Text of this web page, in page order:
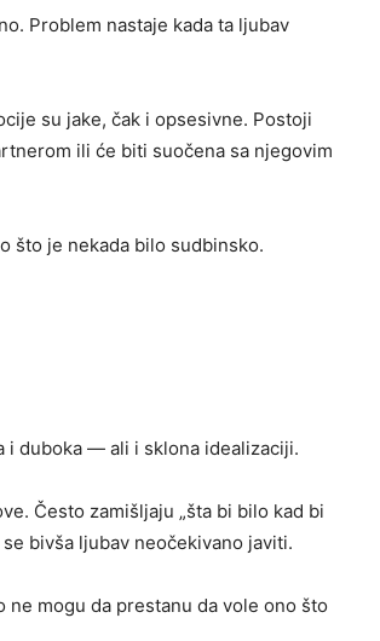
Problem nastaje kada ta ljubav
su jake, čak i opsesivne. Postoji
ili će biti suočena sa njegovim
što je nekada bilo sudbinsko.
i duboka — ali i sklona idealizaciji.
Često zamišljaju „šta bi bilo kad bi
bivša ljubav neočekivano javiti.
mogu da prestanu da vole ono što